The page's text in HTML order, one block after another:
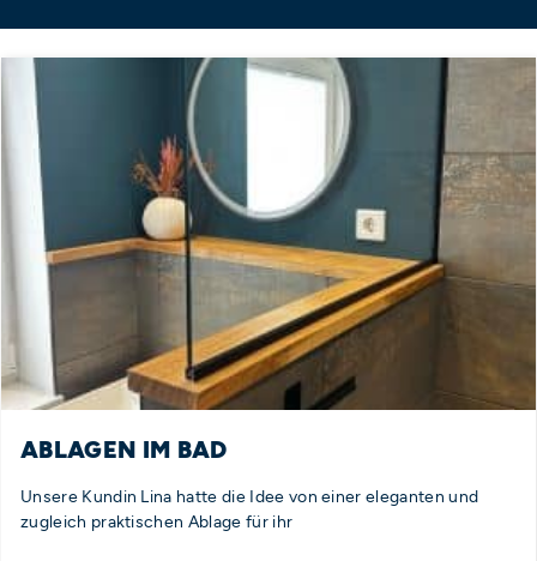
ABLAGEN IM BAD
Unsere Kundin Lina hatte die Idee von einer eleganten und
zugleich praktischen Ablage für ihr